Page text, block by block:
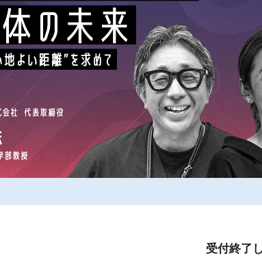
受付終了